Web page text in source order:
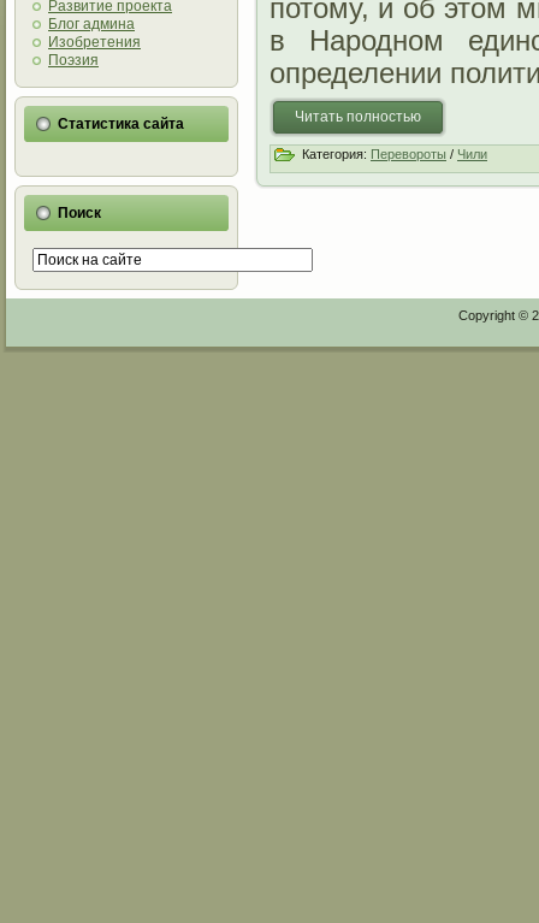
Развитие проекта
Блог админа
Изобретения
Поэзия
Статистика сайта
Поиск
потому, и об этом
в Народном
определении
Читать полностью
Категория: Перевороты / Чили
Copyright ©